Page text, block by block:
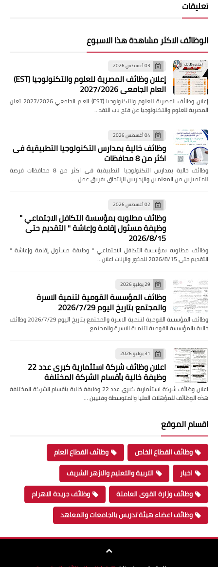
تعليقات
الوظائف الاكثر مشاهدة هذا الاسبوع
03 أغسطس 2026
إعلان وظائف المصرية للعلوم والتكنولوجيا (EST)
العام الجامعي 2027/2026
إعلان وظائف المصرية للعلوم والتكنولوجيا (EST) العام الجامعي 2027/2026 تعلن
المصرية للعلوم والتكنولوجيا عن فتح باب التقد…
04 أغسطس 2026
وظائف خالية بمدارس التكنولوجيا التطبيقية فى
اكثر من 8 محافظات
وظائف خالية بمدارس التكنولوجيا التطبيقية فى اكثر من 8 محافظات فرصة
للمتميزين من المعلمين والإداريين للإلتحاق بفريق عمل …
02 أغسطس 2026
وظائف مطلوبه بمؤسسة التكافل الاجتماعي "
وظيفة مسئول إقامة وإعاشة " التقديم حتى
2026/8/15
وظائف مطلوبه بمؤسسة التكافل الاجتماعي " وظيفة مسئول إقامة وإعاشة "
التقديم حتى 2026/8/15 للذكور والإناث اعلان…
29 يوليو 2026
وظائف المؤسسة القومية لتنمية الاسرة
والمجتمع بتاريخ اليوم 2026/7/29
وظائف المؤسسة القومية لتنمية الاسرة والمجتمع بتاريخ اليوم 2026/7/29 وظائف
خالية بالمؤسسة القومية لتنمية الاسرة والمجتمع…
31 يوليو 2026
اعلان وظائف شركة استثمارية كبرى عدد 22
وظيفة خالية بأقسام الشركة المختلفة
اعلان وظائف شركة استثمارية كبرى عدد 22 وظيفة خالية بأقسام الشركة المختلفة
هذه الوظائف للمؤهلات العليا والمتوسطة وفنيين …
اقسام الموقع
وظائف القطاع الخاص
وظائف القطاع العام
اخبار
التربية والتعليم والازهر الشريف
وظائف وزارة القوى العاملة
وظائف جريدة الاهرام
وظائف اعضاء هيئة تدريس بالجامعات والمعاهد